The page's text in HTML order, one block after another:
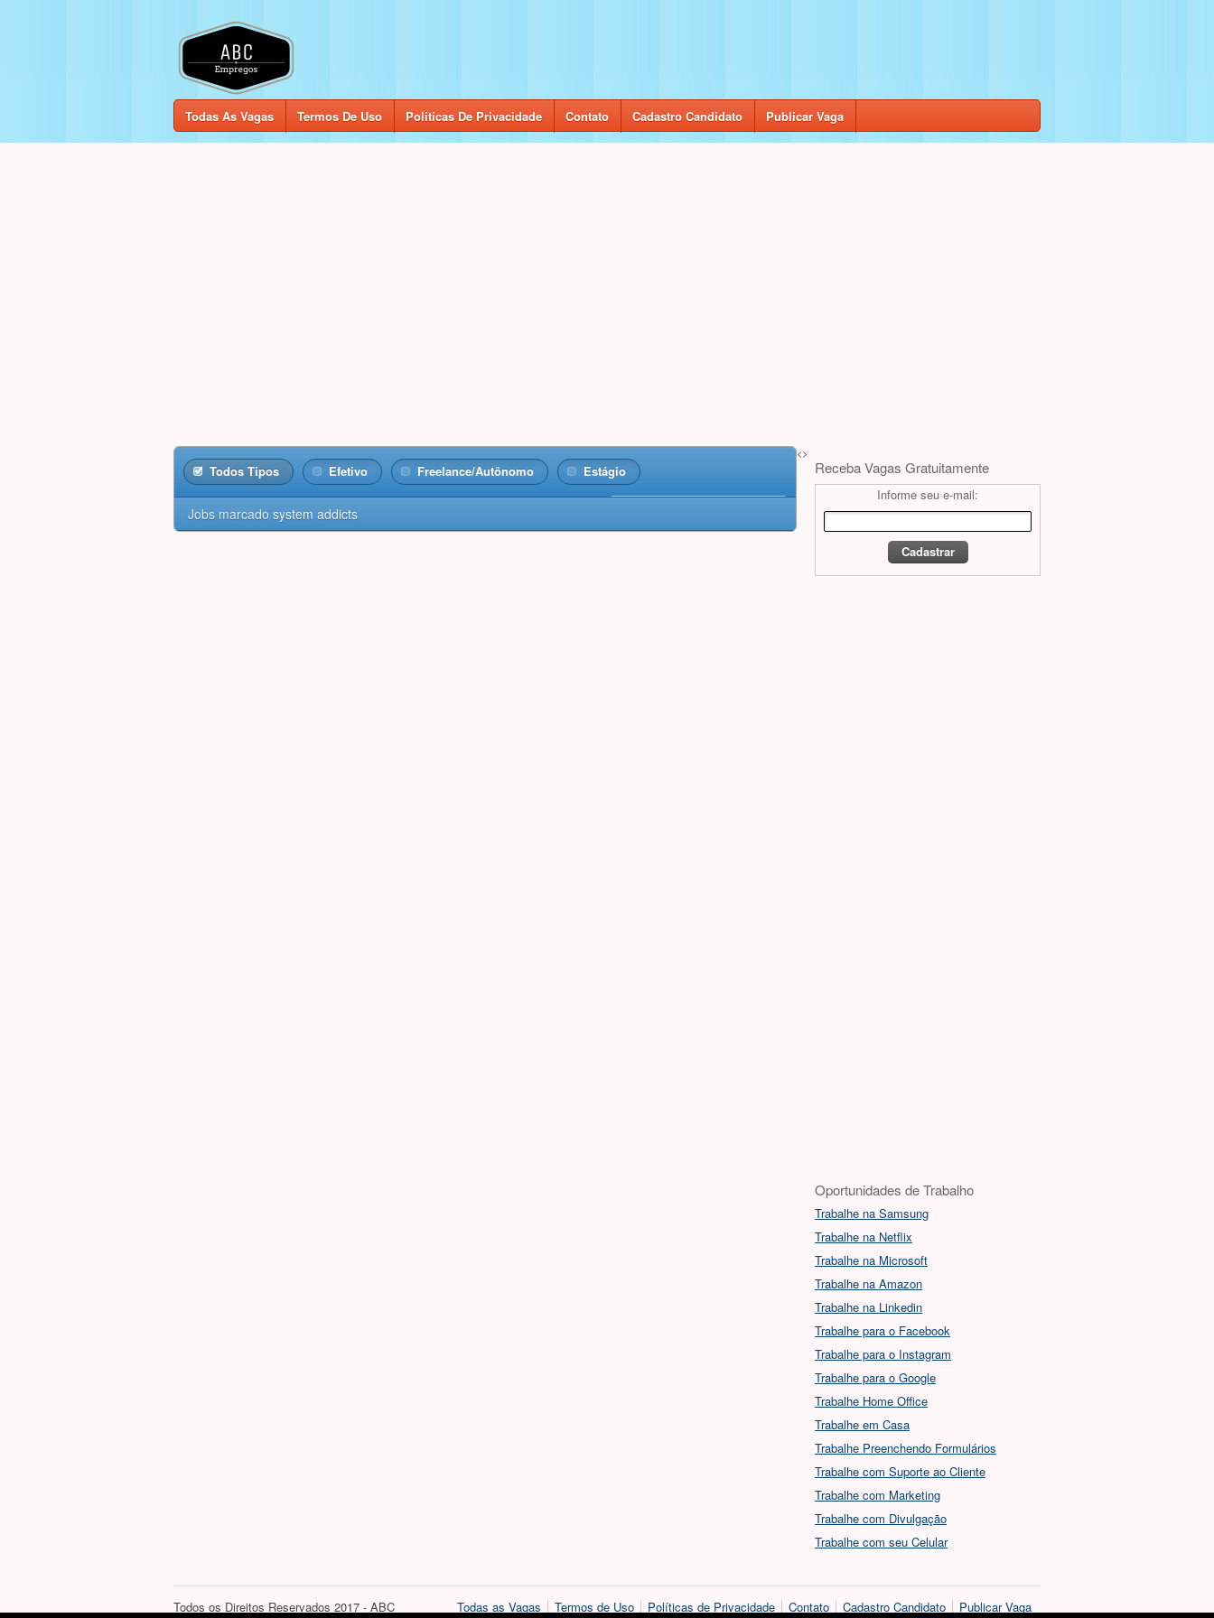
Todas As Vagas Termos De Uso Políticas De Privacidade Contato Cadastro Candidato Publicar Vaga
<>
Todos Tipos Efetivo Freelance/Autônomo Estágio
Jobs marcado system addicts
Receba Vagas Gratuitamente
Informe seu e-mail:
Oportunidades de Trabalho
Trabalhe na Samsung
Trabalhe na Netflix
Trabalhe na Microsoft
Trabalhe na Amazon
Trabalhe na Linkedin
Trabalhe para o Facebook
Trabalhe para o Instagram
Trabalhe para o Google
Trabalhe Home Office
Trabalhe em Casa
Trabalhe Preenchendo Formulários
Trabalhe com Suporte ao Cliente
Trabalhe com Marketing
Trabalhe com Divulgação
Trabalhe com seu Celular
Todas as Vagas Termos de Uso Políticas de Privacidade Contato Cadastro Candidato Publicar Vaga
Todos os Direitos Reservados 2017 - ABC